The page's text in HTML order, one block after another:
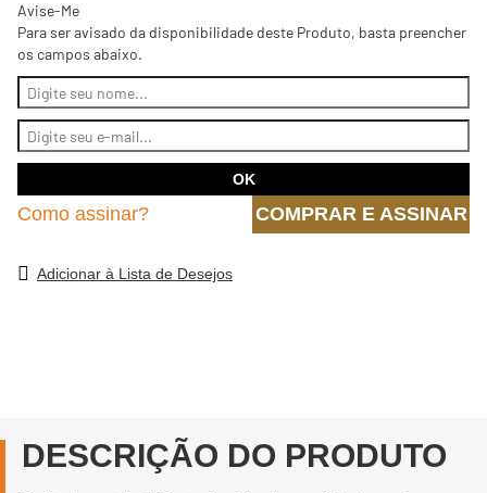
Avise-Me
Para ser avisado da disponibilidade deste Produto, basta preencher
os campos abaixo.
Como assinar? COMPRAR E ASSINAR
Adicionar à Lista de Desejos
DESCRIÇÃO DO PRODUTO